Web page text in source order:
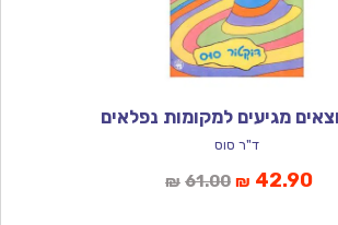
מגיעים למקומות נפלאים
ד"ר סוס
₪ 61.00המחיר
₪ 42.90